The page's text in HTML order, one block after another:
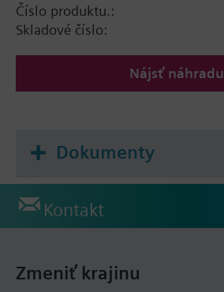
Číslo produktu.:
Skladové číslo:
Nájsť náhradu
Dokumenty
Kontakt
Zmeniť krajinu